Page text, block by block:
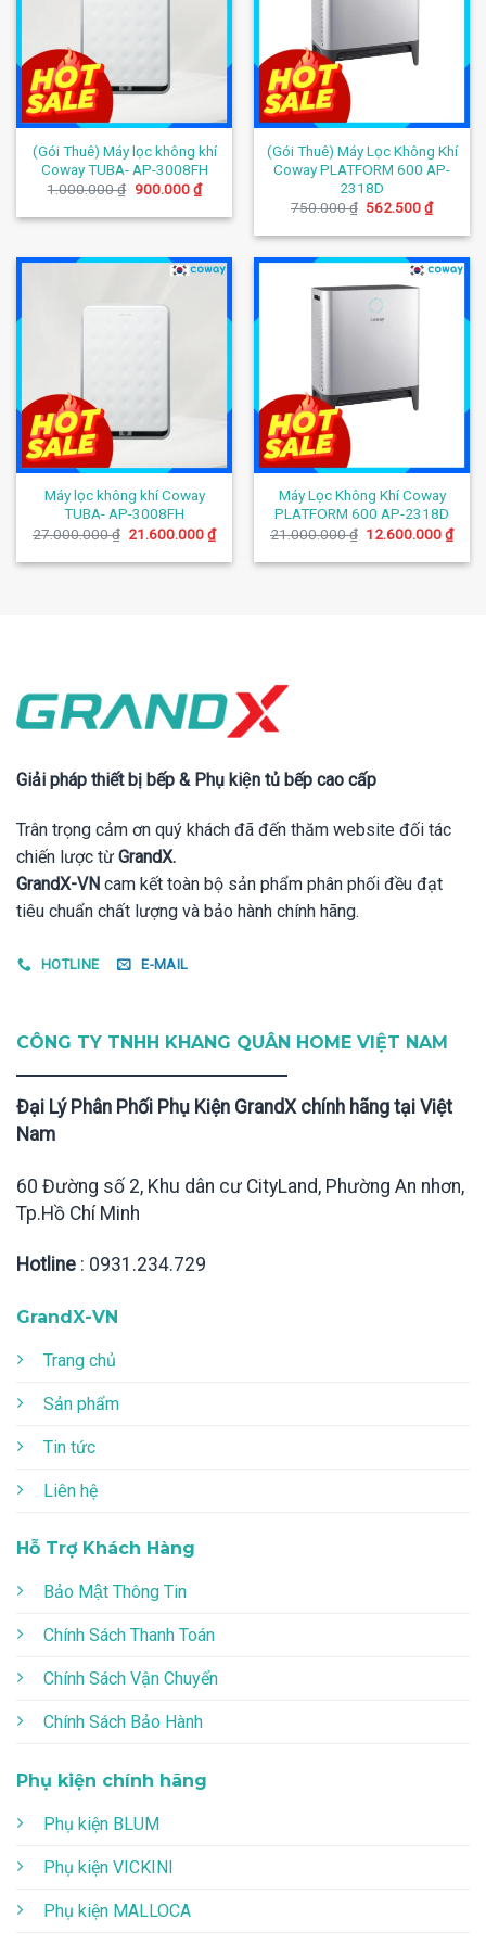
(Gói Thuê) Máy lọc không khí
Coway TUBA- AP-3008FH
1.000.000₫ Giá
là:
900.000₫Giá
hiện
tại
900.000 ₫.
(Gói Thuê) Máy Lọc Không Khí
Coway PLATFORM 600 AP-
2318D
750.000₫ Giá
là:
562.500₫Giá
hiện
tại
Máy lọc không khí Coway
TUBA- AP-3008FH
27.000.000₫ Giá
là:
21.600.000₫Giá
hiện
tại
Máy Lọc Không Khí Coway
PLATFORM 600 AP-2318D
21.000.000₫ Giá
là:
12.600.000₫Giá
hiện
tại
Giải pháp thiết bị bếp & Phụ kiện tủ bếp cao cấp
Trân trọng cảm ơn quý khách đã đến thăm website đối tác
chiến lược từ GrandX.
GrandX-VN cam kết toàn bộ sản phẩm phân phối đều đạt
tiêu chuẩn chất lượng và bảo hành chính hãng.
HOTLINE E-MAIL
CÔNG TY TNHH KHANG QUÂN HOME VIỆT NAM
Đại Lý Phân Phối Phụ Kiện GrandX chính hãng tại Việt
Nam
60 Đường số 2, Khu dân cư CityLand, Phường An nhơn,
Tp.Hồ Chí Minh
Hotline: 0931.234.729
GrandX-VN
Trang chủ
Sản phẩm
Tin tức
Liên hệ
Hỗ Trợ Khách Hàng
Bảo Mật Thông Tin
Chính Sách Thanh Toán
Chính Sách Vận Chuyển
Chính Sách Bảo Hành
Phụ kiện chính hãng
Phụ kiện BLUM
Phụ kiện VICKINI
Phụ kiện MALLOCA